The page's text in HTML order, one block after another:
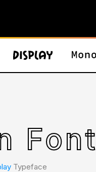
Font
Typeface